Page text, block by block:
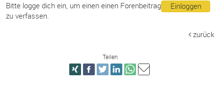
Einloggen
Bitte logge dich ein, um einen einen Forenbeitrag
zu verfassen.
zurück
Teilen